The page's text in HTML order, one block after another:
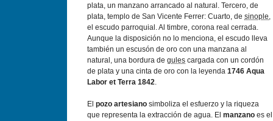
plata, un manzano arrancado al natural. Tercero, de
plata, templo de San Vicente Ferrer: Cuarto, de sinople,
el escudo parroquial. Al timbre, corona real cerrada.
Aunque la disposición no lo menciona, el escudo lleva
también un escusón de oro con una manzana al
natural, una bordura de gules cargada con un cordón
de plata y una cinta de oro con la leyenda 1746 Aqua
Labor et Terra 1842.
El pozo artesiano simboliza el esfuerzo y la riqueza
que representa la extracción de agua. El manzano es el